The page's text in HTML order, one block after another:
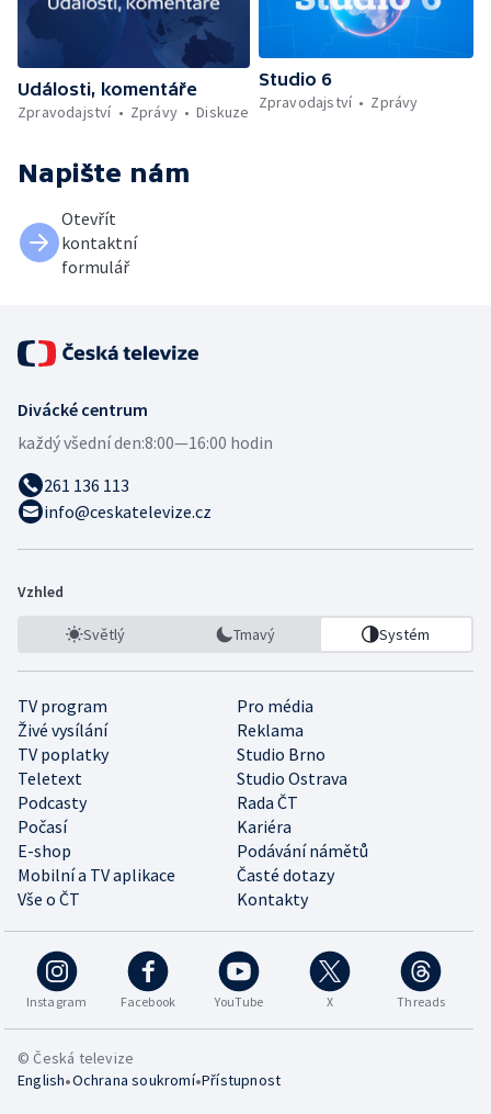
Události, komentáře
Zpravodajství
Zprávy Diskuze
Studio 6
Zpravodajství
Zprávy
Napište nám
Otevřít
kontaktní
formulář
Divácké centrum
každý všední den:8:00—16:00 hodin
261 136 113
info@ceskatelevize.cz
Vzhled
Světlý Tmavý Systém
TV program
Pro média
Živé vysílání
Reklama
TV poplatky
Studio Brno
Teletext
Studio Ostrava
Podcasty
Rada ČT
Počasí
Kariéra
E-shop
Podávání námětů
Mobilní a TV aplikace
Časté dotazy
Vše o ČT
Kontakty
Instagram Facebook YouTube X Threads
© Česká televize
English•Ochrana soukromí•Přístupnost